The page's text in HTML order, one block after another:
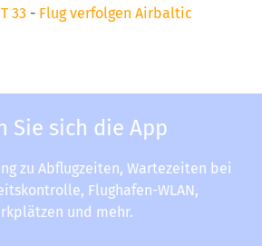
33 - Flug verfolgen Airbaltic
Sie sich die App
zu Abflugzeiten, Wartezeiten bei
Flughafen-WLAN,
und mehr.